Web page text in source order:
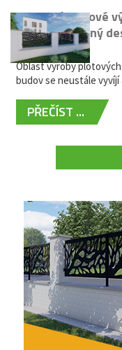
Moderní plotové
kovů: výjimečný
žádná údržba
Oblast výroby
budov se neustále vyvíjí
PŘEČÍST ...